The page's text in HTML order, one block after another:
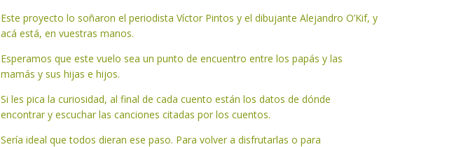
Este proyecto lo soñaron el periodista Víctor Pintos y el dibujante Alejandro O’Kif, y
acá está, en vuestras manos.
Esperamos que este vuelo sea un punto de encuentro entre los papás y las
mamás y sus hijas e hijos.
Si les pica la curiosidad, al final de cada cuento están los datos de dónde
encontrar y escuchar las canciones citadas por los cuentos.
Sería ideal que todos dieran ese paso. Para volver a disfrutarlas o para